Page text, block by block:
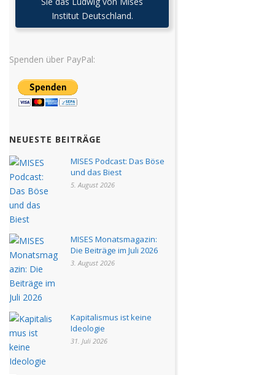
Institut Deutschland.
Spenden über PayPal:
NEUESTE BEITRÄGE
MISES Podcast: Das Böse
und das Biest
5. August 2026
MISES Monatsmagazin:
Die Beiträge im Juli 2026
3. August 2026
Kapitalismus ist keine
Ideologie
31. Juli 2026